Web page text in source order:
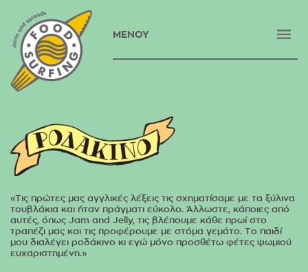
ΜΕΝΟΥ
ΑΡΧΙΚΗ
ΝΕΑ
E-SHOP
ENGLISH
«Τις πρώτες μας αγγλικές λέξεις τις σχηματίσαμε με τα ξύλινα
τουβλάκια και ήταν πράγματι εύκολο. Άλλωστε, κάποιες από
αυτές, όπως Jam and Jelly, τις βλέπουμε κάθε πρωί στο
τραπέζι μας και τις προφέρουμε με στόμα γεμάτο. Το παιδί
μου διαλέγει ροδάκινο κι εγώ μόνο προσθέτω φέτες ψωμιού
ευχαριστημένη.»